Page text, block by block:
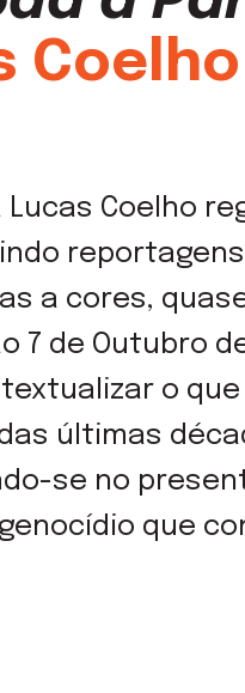
Coelho
Coelho
a cores,
de Outubro
o
últimas
se no
que